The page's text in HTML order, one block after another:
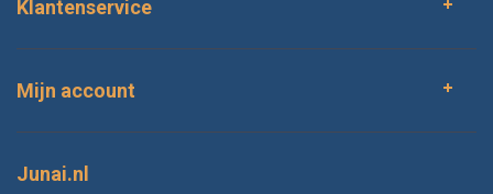
Klantenservice
Mijn account
Junai.nl